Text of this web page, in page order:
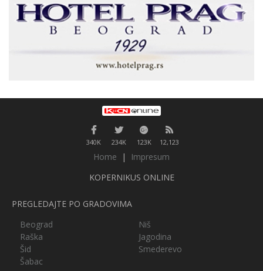
340K 234K 123K 12,123
Home |
Impresum
KOPERNIKUS ONLINE
PREGLEDAJTE PO GRADOVIMA
Beograd
Niš
Raška
Jagodina
Šid
Smederevo
Šabac